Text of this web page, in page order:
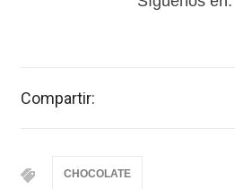
Compartir:
CHOCOLATE